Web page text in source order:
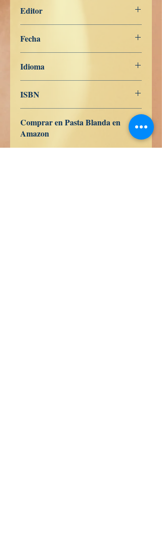
Editor
Fecha
Idioma
ISBN
Comprar en Pasta Blanda en
Amazon